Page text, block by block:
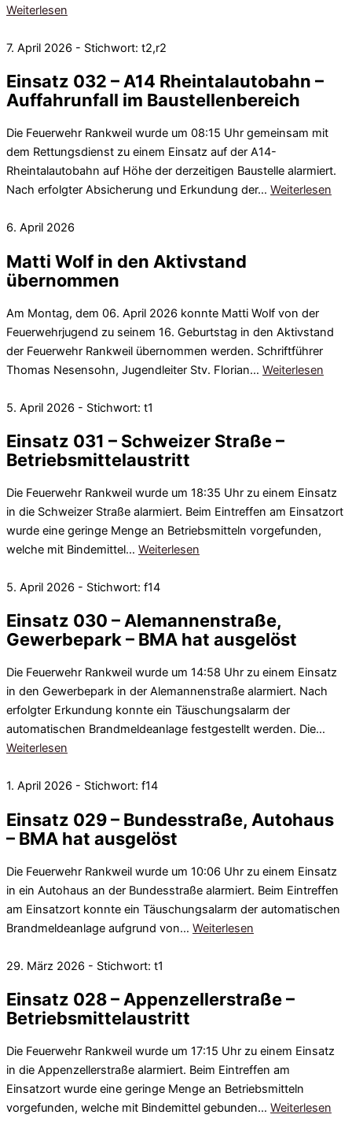
Weiterlesen
7. April 2026 - Stichwort: t2,r2
Einsatz 032 – A14 Rheintalautobahn –
Auffahrunfall im Baustellenbereich
Die Feuerwehr Rankweil wurde um 08:15 Uhr gemeinsam mit
dem Rettungsdienst zu einem Einsatz auf der A14-
Rheintalautobahn auf Höhe der derzeitigen Baustelle alarmiert.
Nach erfolgter Absicherung und Erkundung der… Weiterlesen
6. April 2026
Matti Wolf in den Aktivstand
übernommen
Am Montag, dem 06. April 2026 konnte Matti Wolf von der
Feuerwehrjugend zu seinem 16. Geburtstag in den Aktivstand
der Feuerwehr Rankweil übernommen werden. Schriftführer
Thomas Nesensohn, Jugendleiter Stv. Florian… Weiterlesen
5. April 2026 - Stichwort: t1
Einsatz 031 – Schweizer Straße –
Betriebsmittelaustritt
Die Feuerwehr Rankweil wurde um 18:35 Uhr zu einem Einsatz
in die Schweizer Straße alarmiert. Beim Eintreffen am Einsatzort
wurde eine geringe Menge an Betriebsmitteln vorgefunden,
welche mit Bindemittel… Weiterlesen
5. April 2026 - Stichwort: f14
Einsatz 030 – Alemannenstraße,
Gewerbepark – BMA hat ausgelöst
Die Feuerwehr Rankweil wurde um 14:58 Uhr zu einem Einsatz
in den Gewerbepark in der Alemannenstraße alarmiert. Nach
erfolgter Erkundung konnte ein Täuschungsalarm der
automatischen Brandmeldeanlage festgestellt werden. Die…
Weiterlesen
1. April 2026 - Stichwort: f14
Einsatz 029 – Bundesstraße, Autohaus
– BMA hat ausgelöst
Die Feuerwehr Rankweil wurde um 10:06 Uhr zu einem Einsatz
in ein Autohaus an der Bundesstraße alarmiert. Beim Eintreffen
am Einsatzort konnte ein Täuschungsalarm der automatischen
Brandmeldeanlage aufgrund von… Weiterlesen
29. März 2026 - Stichwort: t1
Einsatz 028 – Appenzellerstraße –
Betriebsmittelaustritt
Die Feuerwehr Rankweil wurde um 17:15 Uhr zu einem Einsatz
in die Appenzellerstraße alarmiert. Beim Eintreffen am
Einsatzort wurde eine geringe Menge an Betriebsmitteln
vorgefunden, welche mit Bindemittel gebunden… Weiterlesen